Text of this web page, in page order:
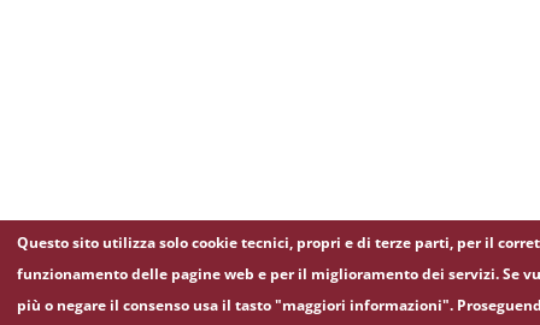
Questo sito utilizza solo cookie tecnici, propri e di terze parti, per il
funzionamento delle pagine web e per il miglioramento dei servizi. Se
più o negare il consenso usa il tasto "maggiori informazioni".